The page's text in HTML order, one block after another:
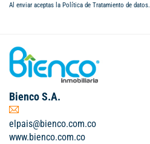
Al enviar aceptas la Política de Tratamiento de datos.
Bienco S.A.
elpais@bienco.com.co
www.bienco.com.co